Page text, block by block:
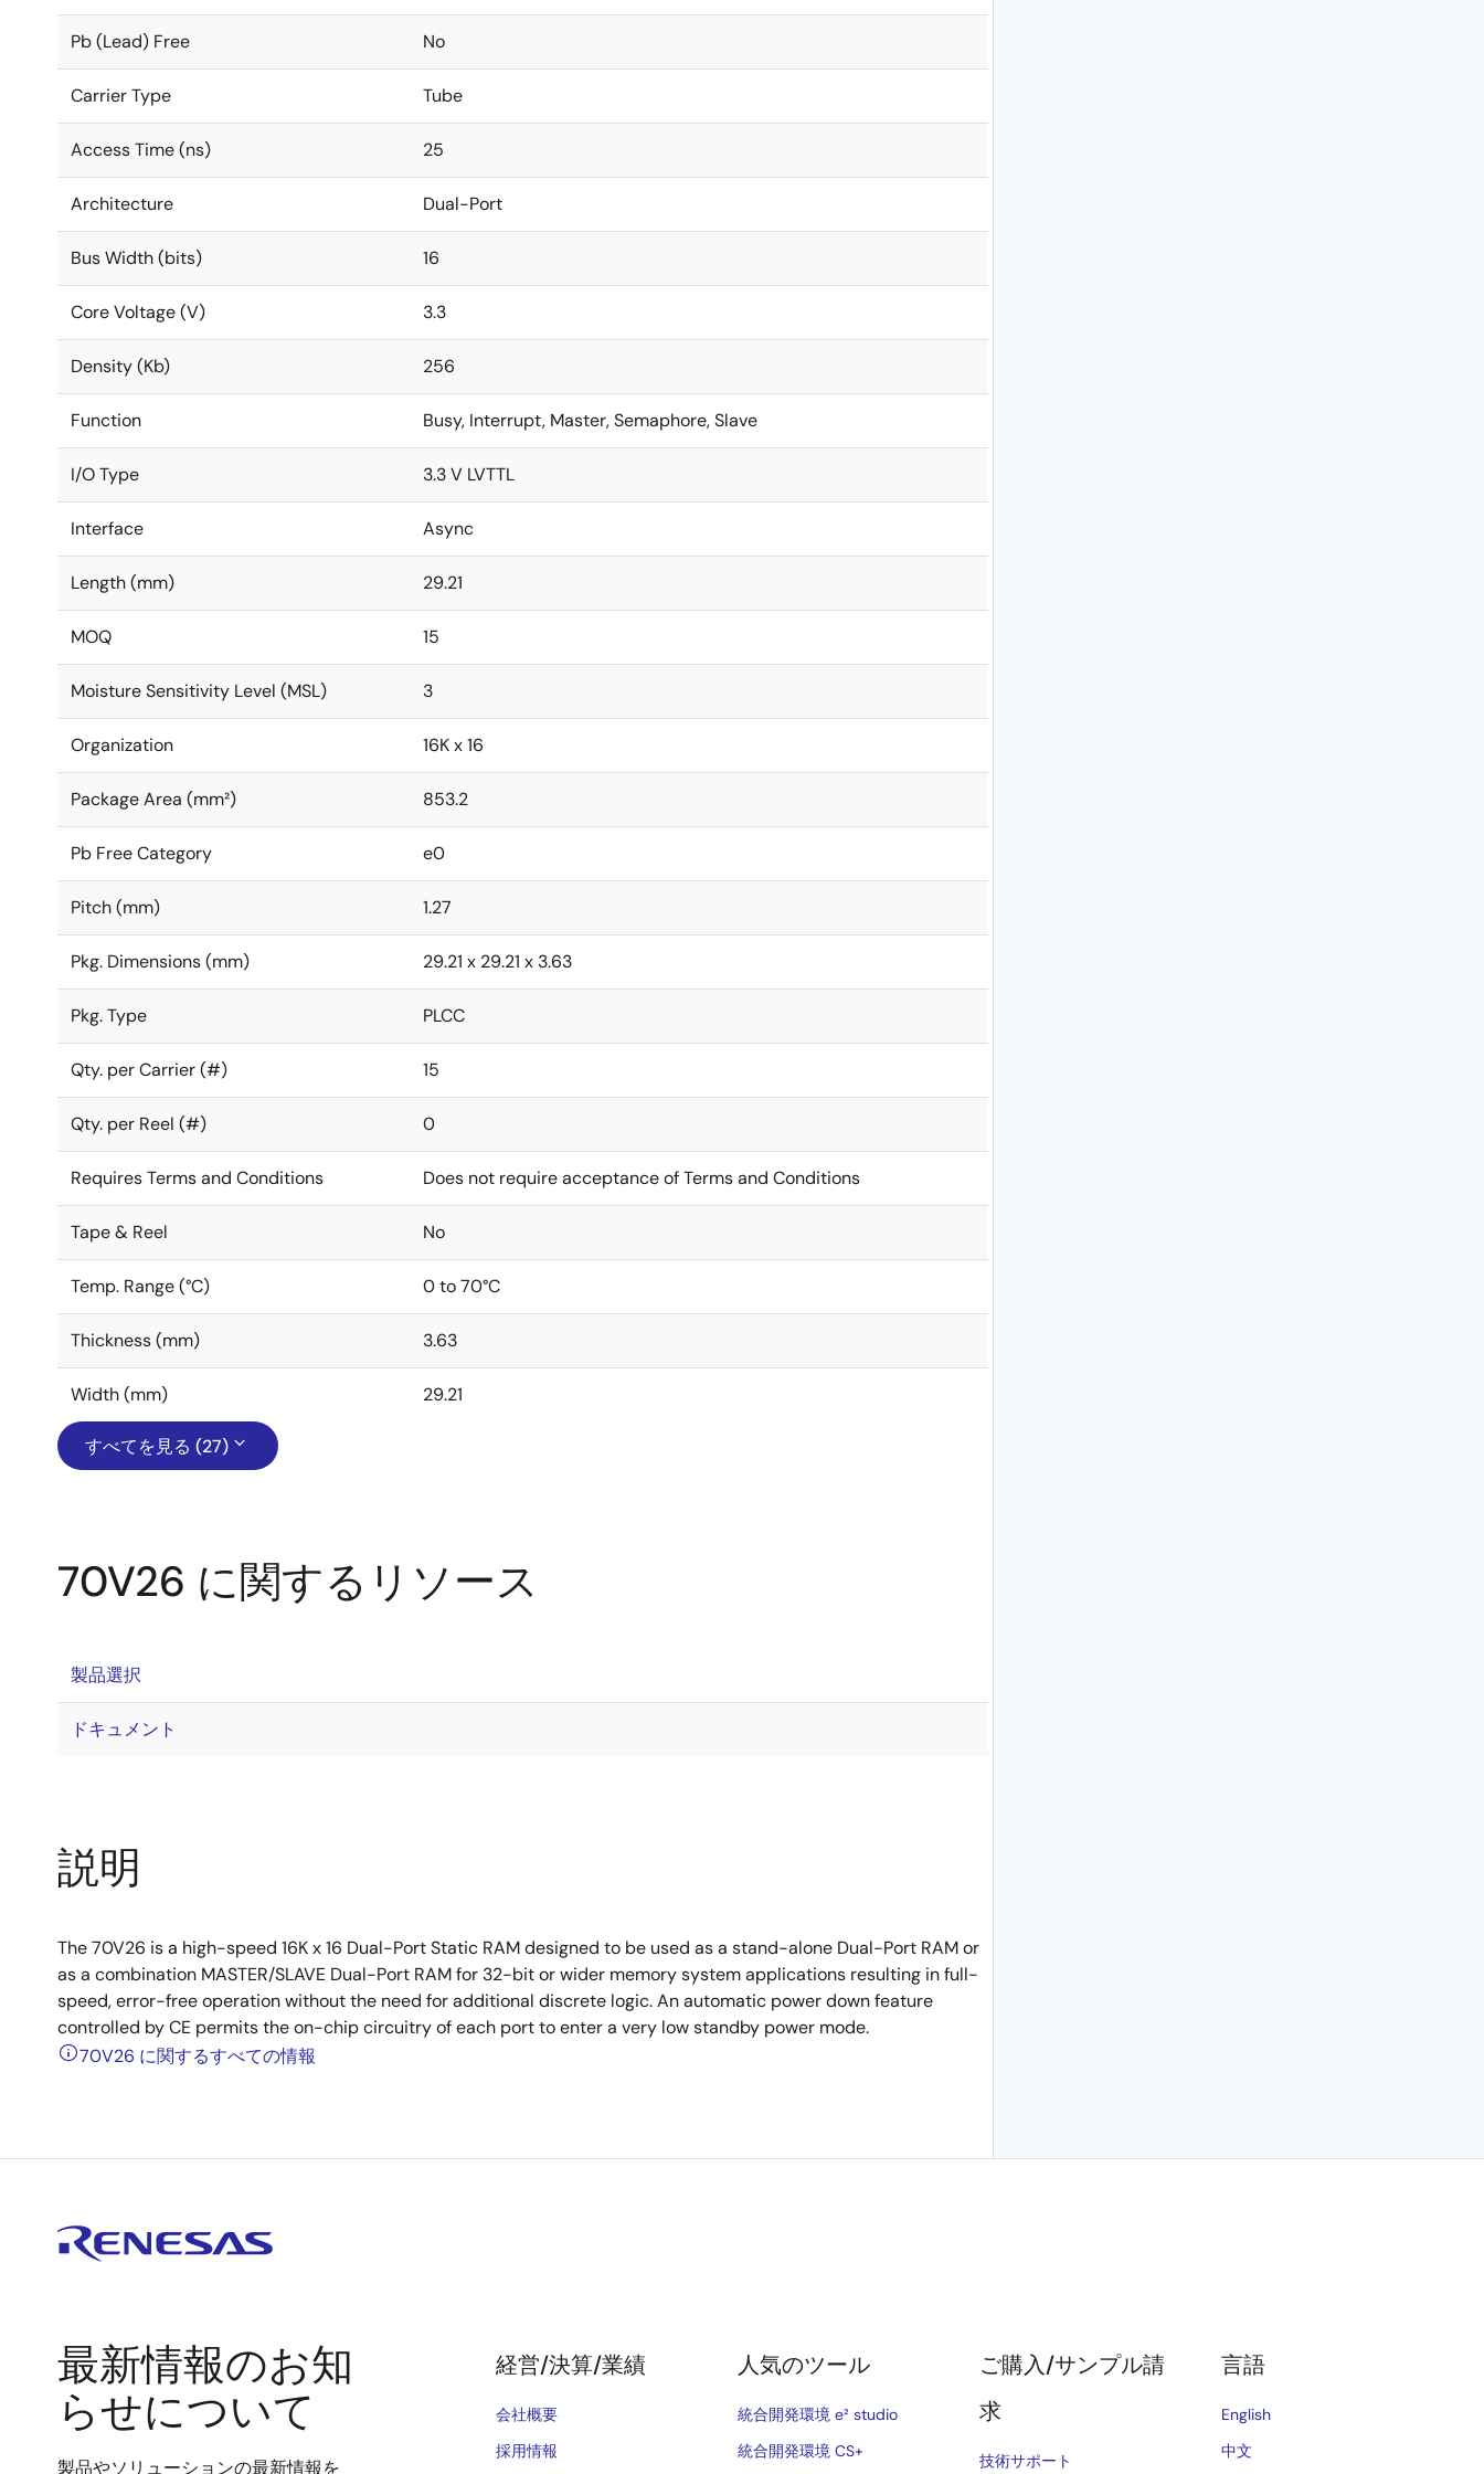
Pb (Lead) Free No
Carrier Type Tube
Access Time (ns) 25
Architecture Dual-Port
Bus Width (bits) 16
Core Voltage (V) 3.3
Density (Kb) 256
Function Busy, Interrupt, Master, Semaphore, Slave
I/O Type 3.3 V LVTTL
Interface Async
Length (mm) 29.21
MOQ 15
Moisture Sensitivity Level (MSL) 3
Organization 16K x 16
Package Area (mm²) 853.2
Pb Free Category e0
Pitch (mm) 1.27
Pkg. Dimensions (mm) 29.21 x 29.21 x 3.63
Pkg. Type PLCC
Qty. per Carrier (#) 15
Qty. per Reel (#) 0
Requires Terms and Conditions Does not require acceptance of Terms and Conditions
Tape & Reel No
Temp. Range (°C) 0 to 70°C
Thickness (mm) 3.63
Width (mm) 29.21
すべてを見る (27)
70V26 に関するリソース
製品選択
ドキュメント
説明
The 70V26 is a high-speed 16K x 16 Dual-Port Static RAM designed to be used as a stand-alone Dual-Port RAM or
as a combination MASTER/SLAVE Dual-Port RAM for 32-bit or wider memory system applications resulting in full-
speed, error-free operation without the need for additional discrete logic. An automatic power down feature
controlled by CE permits the on-chip circuitry of each port to enter a very low standby power mode.
70V26 に関するすべての情報
最新情報のお知
らせについて
製品やソリューションの最新情報を
経営/決算/業績
会社概要
採用情報
人気のツール
統合開発環境 e² studio
統合開発環境 CS+
ご購入/サンプル請
求
技術サポート
言語
English
中文